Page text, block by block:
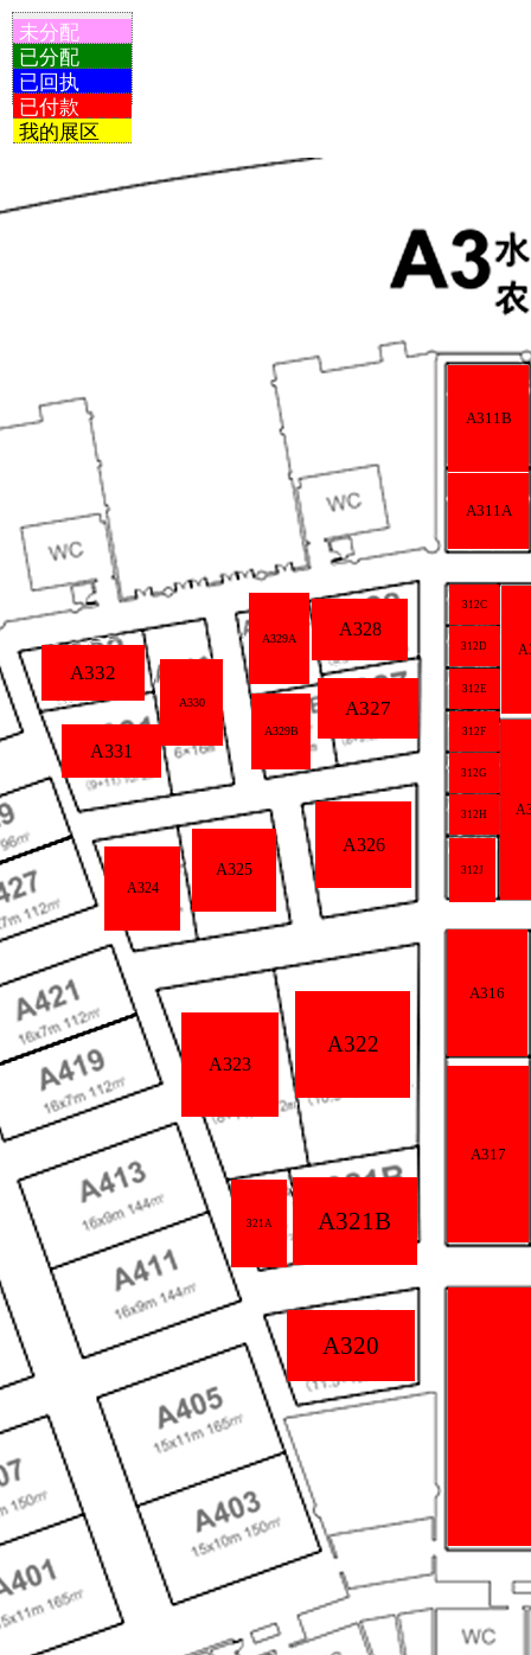
未分配
已分配
已回执
已付款
我的展区
A320
A323
A322
A324
A325
A326
A328
A327
A329A
A330
A332
A331
A316
A317
321A A321B
312J
312C
312G
312H
312E
312D
312F
A329B
A311B
A311A